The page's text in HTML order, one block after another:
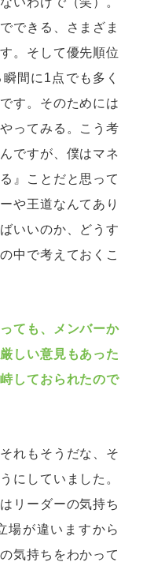
できる、さまざま
。そして優先順位
間に1点でも多く
す。そのためには
ってみる。こう考
ですが、僕はマネ
』ことだと思って
や王道なんてあり
いいのか、どうす
中で考えておくこ
ても、メンバーか
しい意見もあった
しておられたので
れもそうだな、そ
にしていました。
リーダーの気持ち
場が違いますから
気持ちをわかって